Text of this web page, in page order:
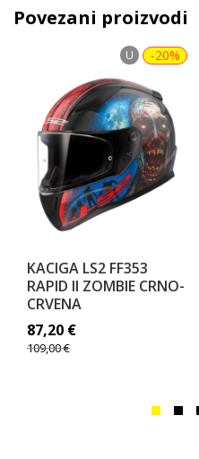
Povezani proizvodi
U -20%
KACIGA LS2 FF353
RAPID II ZOMBIE CRNO-
CRVENA
87,20 €
109,00€